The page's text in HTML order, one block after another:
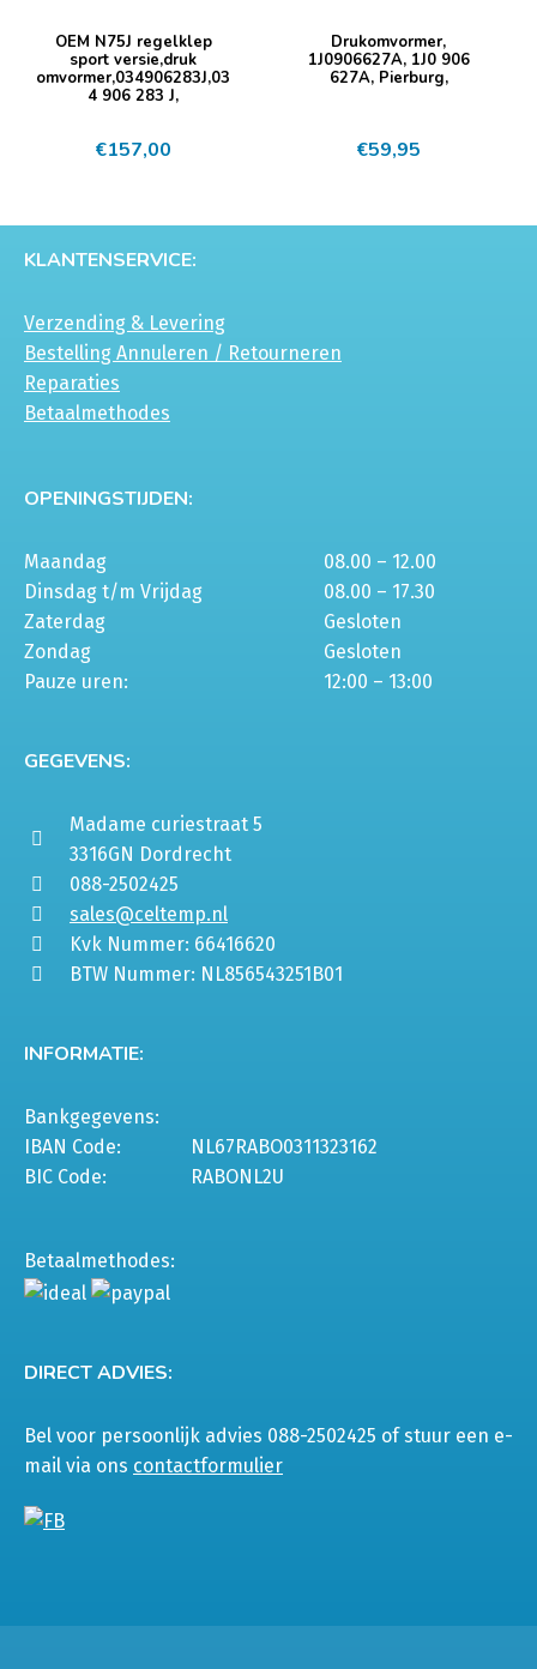
OEM N75J regelklep
sport versie,druk
omvormer,034906283J,03
4 906 283 J,
€157,00
Drukomvormer,
1J0906627A, 1J0 906
627A, Pierburg,
€59,95
KLANTENSERVICE:
Verzending & Levering
Bestelling Annuleren / Retourneren
Reparaties
Betaalmethodes
OPENINGSTIJDEN:
Maandag
08.00 – 12.00
Dinsdag t/m Vrijdag
08.00 – 17.30
Zaterdag
Gesloten
Zondag
Gesloten
Pauze uren:
12:00 – 13:00
GEGEVENS:
Madame curiestraat 5
3316GN Dordrecht
088-2502425
sales@celtemp.nl
Kvk Nummer: 66416620
BTW Nummer: NL856543251B01
INFORMATIE:
Bankgegevens:
IBAN Code:
NL67RABO0311323162
BIC Code:
RABONL2U
Betaalmethodes:
DIRECT ADVIES:
Bel voor persoonlijk advies 088-2502425 of stuur een e-
mail via ons contactformulier